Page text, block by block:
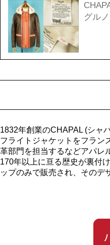
グル
1832年創業のCHAPAL (シャ
フライトジャケットをフラン
革部門を担当するなどアパレ
170年以上に亘る歴史が裏付
ップのみで販売され、そのデ